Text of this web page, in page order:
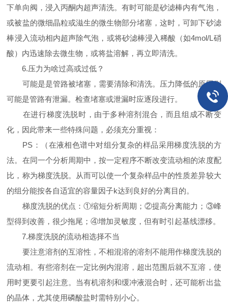
下单向阀，浸入丙酮内超声清洗。有时可能是砂滤棒内有气泡，
或被盐的微细晶粒或滋生的微生物部分堵塞，这时，可卸下砂滤
棒浸入流动相内超声除气泡，或将砂滤棒浸入稀酸（如4mol/L硝
酸）内迅速除去微生物，或将盐溶解，再立即清洗。
6.压力为啥过高或过低？
可能是是管路被堵塞，需要清除和清洗。压力降低的原因则
可能是管路有泄漏。检查堵塞或泄漏时应逐段进行。
在进行梯度洗脱时，由于多种溶剂混合，而且组成不断变
化，因此带来一些特殊问题，必须充分重视：
PS：（在液相色谱中对组分复杂的样品采用梯度洗脱的方
法。在同一个分析周期中，按一定程序不断改变流动相的浓度配
比，称为梯度洗脱。从而可以使一个复杂样品中的性质差异较大
的组分能按各自适宜的容量因子k达到良好的分离目的。
梯度洗脱的优点：①缩短分析周期；②提高分离能力；③峰
型得到改善，很少拖尾；④增加灵敏度，但有时引起基线漂移。
7.梯度洗脱的流动相选择不当
要注意溶剂的互溶性，不相混溶的溶剂不能用作梯度洗脱的
流动相。有些溶剂在一定比例内混溶，超出范围后就不互溶，使
用时更要引起注意。当有机溶剂和缓冲液混合时，还可能析出盐
的晶体，尤其使用磷酸盐时需特别小心。